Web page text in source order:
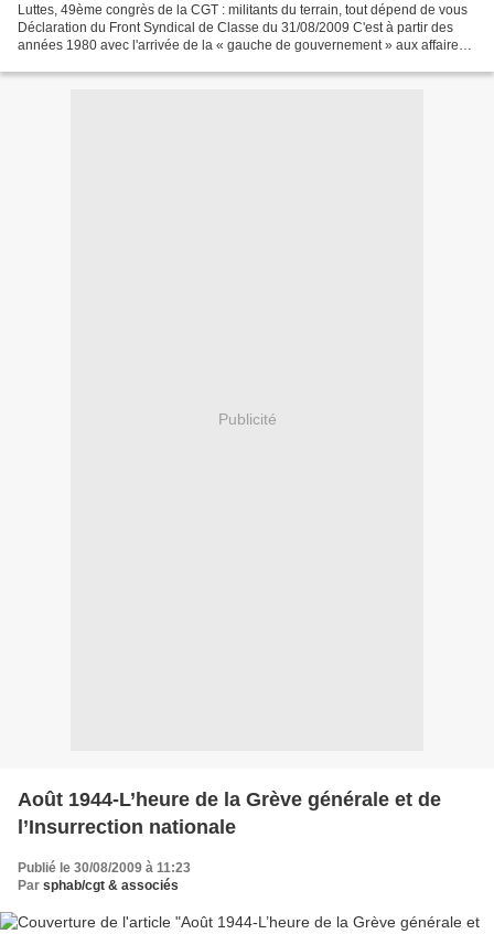
Luttes, 49ème congrès de la CGT : militants du terrain, tout dépend de vous
Déclaration du Front Syndical de Classe du 31/08/2009 C'est à partir des
années 1980 avec l'arrivée de la « gauche de gouvernement » aux affaires
Publicité
Août 1944-L’heure de la Grève générale et de
l’Insurrection nationale
Publié le 30/08/2009 à 11:23
Par sphab/cgt & associés